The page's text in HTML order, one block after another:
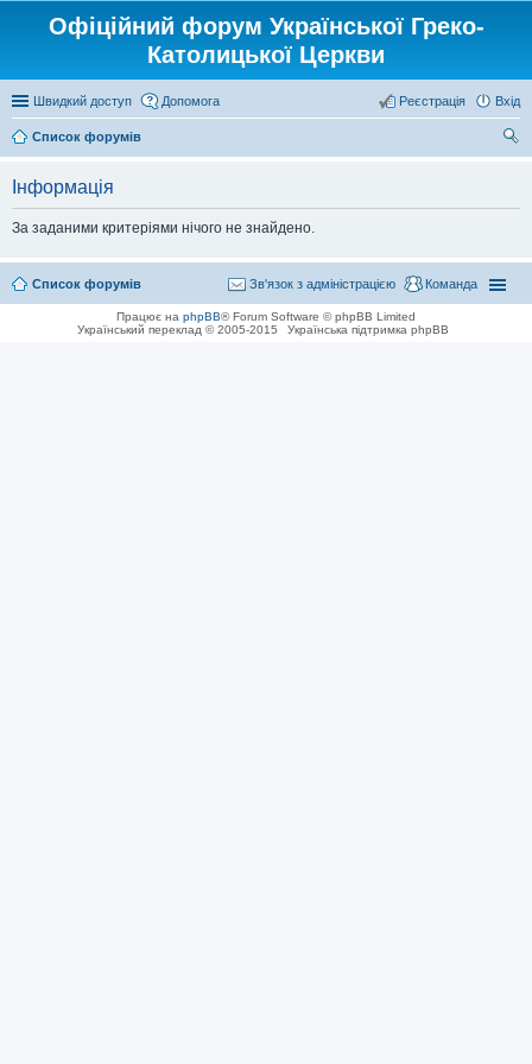
Офіційний форум Української Греко-
Католицької Церкви
Швидкий доступ Допомога Вхід
Реєстрація
Список форумів
Інформація
За заданими критеріями нічого не знайдено.
Список форумів Команда
Зв'язок з адміністрацією
Працює на phpBB® Forum Software © phpBB Limited
Український переклад © 2005-2015
Українська підтримка phpBB